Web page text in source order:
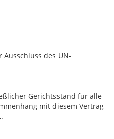
Ausschluss des UN-
Gerichtsstand für alle
mit diesem Vertrag